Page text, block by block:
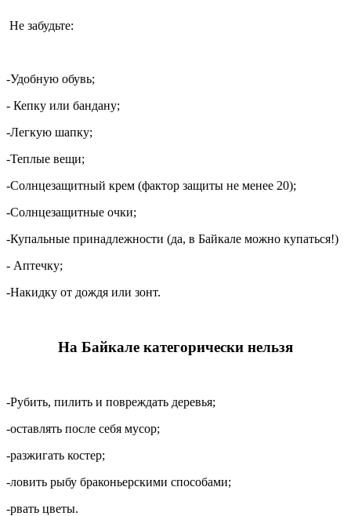
Не забудьте:
-Удобную обувь;
- Кепку или бандану;
-Легкую шапку;
-Теплые вещи;
-Солнцезащитный крем (фактор защиты не менее 20);
-Солнцезащитные очки;
-Купальные принадлежности (да, в Байкале можно купаться!)
- Аптечку;
-Накидку от дождя или зонт.
На Байкале категорически нельзя
-Рубить, пилить и повреждать деревья;
-оставлять после себя мусор;
-разжигать костер;
-ловить рыбу браконьерскими способами;
-рвать цветы.